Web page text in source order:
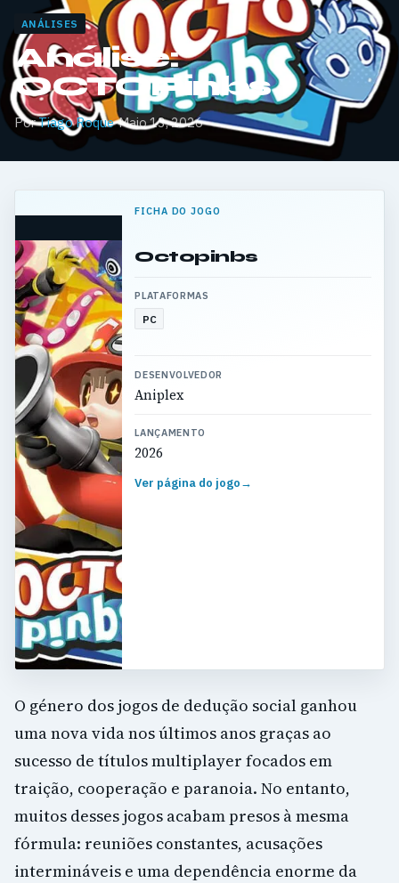
ANÁLISES
Análise:
OCTOPinbs
PorTiago Roque·Maio 13, 2026
FICHA DO JOGO
Octopinbs
PLATAFORMAS
PC
DESENVOLVEDOR
Aniplex
LANÇAMENTO
2026
Ver página do jogo→
O género dos jogos de dedução social ganhou
uma nova vida nos últimos anos graças ao
sucesso de títulos multiplayer focados em
traição, cooperação e paranoia. No entanto,
muitos desses jogos acabam presos à mesma
fórmula: reuniões constantes, acusações
intermináveis e uma dependência enorme da